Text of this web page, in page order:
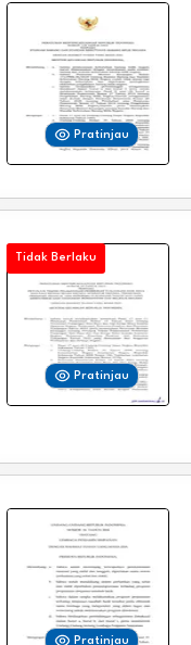
Pratinjau
Tidak Berlaku
Pratinjau
Pratinjau